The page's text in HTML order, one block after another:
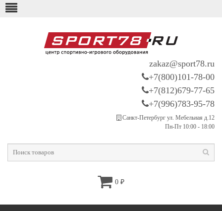
zakaz@sport78.ru
+7(800)101-78-00
+7(812)679-77-65
+7(996)783-95-78
Санкт-Петербург ул. Мебельная д.12
Пн-Пт 10:00 - 18:00
0 ₽